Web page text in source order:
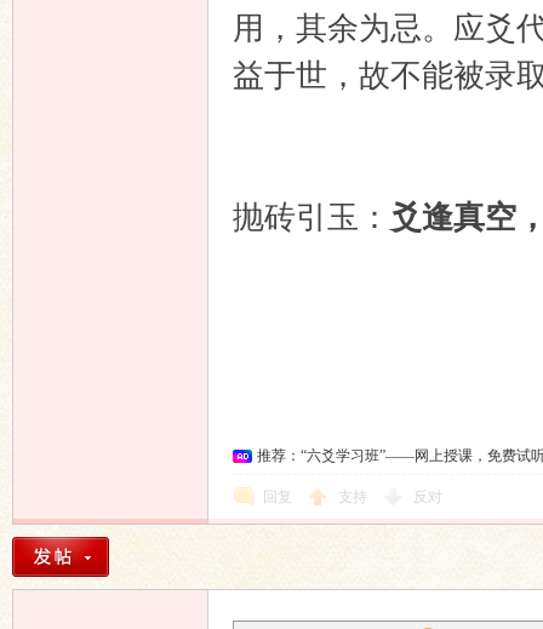
用，其余为忌。应爻
益于世，故不能被录
抛砖引玉： 爻逢真空
推荐：“六爻学习班”——网上授课，免费试
回复 支持 反对